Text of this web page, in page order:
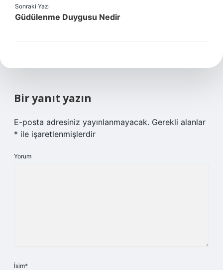
Sonraki Yazı
Güdülenme Duygusu Nedir
Bir yanıt yazın
E-posta adresiniz yayınlanmayacak. Gerekli alanlar
* ile işaretlenmişlerdir
Yorum
İsim*